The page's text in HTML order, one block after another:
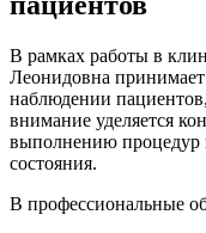
В рамках работы в
Леонидовна
наблюдении
внимание уделяется
выполнению процедур
состояния.
В профессиональные